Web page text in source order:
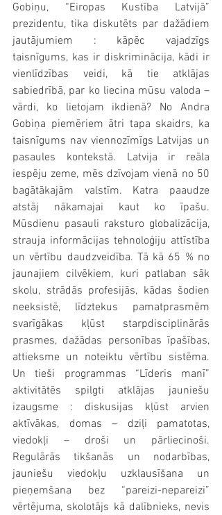
Gobiņu, “Eiropas Kustība Latvijā”
prezidentu, tika diskutēts par dažādiem
jautājumiem : kāpēc vajadzīgs
taisnīgums, kas ir diskriminācija, kādi ir
vienlīdzības veidi, kā tie atklājas
sabiedrībā, par ko liecina mūsu valoda –
vārdi, ko lietojam ikdienā? No Andra
Gobiņa piemēriem ātri tapa skaidrs, ka
taisnīgums nav viennozīmīgs Latvijas un
pasaules kontekstā. Latvija ir reāla
iespēju zeme, mēs dzīvojam vienā no 50
bagātākajām valstīm. Katra paaudze
atstāj nākamajai kaut ko īpašu.
Mūsdienu pasauli raksturo globalizācija,
strauja informācijas tehnoloģiju attīstība
un vērtību daudzveidība. Tā kā 65 % no
jaunajiem cilvēkiem, kuri patlaban sāk
skolu, strādās profesijās, kādas šodien
neeksistē, līdztekus pamatprasmēm
svarīgākas kļūst starpdisciplinārās
prasmes, dažādas personības īpašības,
attieksme un noteiktu vērtību sistēma.
Un tieši programmas “Līderis manī”
aktivitātēs spilgti atklājas jauniešu
izaugsme : diskusijas kļūst arvien
aktīvākas, domas – dziļi pamatotas,
viedokļi – droši un pārliecinoši.
Regulārās tikšanās un nodarbības,
jauniešu viedokļu uzklausīšana un
pieņemšana bez “pareizi-nepareizi”
vērtējuma, skolotājs kā dalībnieks, nevis